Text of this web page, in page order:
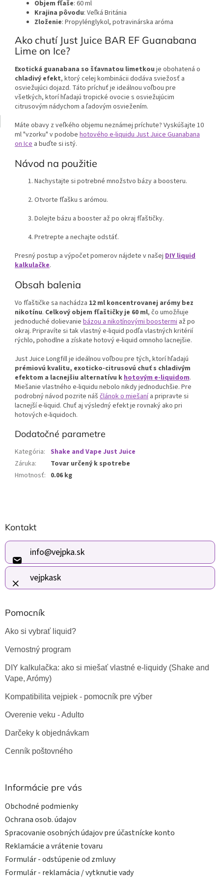
Objem fľaše: 60 ml
Krajina pôvodu: Veľká Británia
Zloženie: Propylénglykol, potravinárska aróma
Ako chutí Just Juice BAR EF Guanabana
Lime on Ice?
Exotická guanabana so šťavnatou limetkou je obohatená o
chladivý efekt, ktorý celej kombinácii dodáva sviežosť a
osviežujúci dojazd. Táto príchuť je ideálnou voľbou pre
všetkých, ktorí hľadajú tropické ovocie s osviežujúcim
citrusovým nádychom a ľadovým osviežením.
Máte obavy z veľkého objemu neznámej príchute? Vyskúšajte 10
ml "vzorku" v podobe hotového e-liquidu Just Juice Guanabana
on Ice a buďte si istý.
Návod na použitie
Nachystajte si potrebné množstvo bázy a boosteru.
Otvorte fľašku s arómou.
Dolejte bázu a booster až po okraj fľaštičky.
Pretrepte a nechajte odstáť.
Presný postup a výpočet pomerov nájdete v našej DIY liquid
kalkulačke.
Obsah balenia
Vo fľaštičke sa nachádza 12 ml koncentrovanej arómy bez
nikotínu. Celkový objem fľaštičky je 60 ml, čo umožňuje
jednoduché dolievanie bázou a nikotínovými boostermi až po
okraj. Pripravíte si tak vlastný e-liquid podľa vlastných kritérií
rýchlo, pohodlne a získate hotový e-liquid omnoho lacnejšie.
Just Juice Longfill je ideálnou voľbou pre tých, ktorí hľadajú
prémiovú kvalitu, exoticko-citrusovú chuť s chladivým
efektom a lacnejšiu alternatívu khotovým e-liquidom.
Miešanie vlastného e-liquidu nebolo nikdy jednoduchšie. Pre
podrobný návod pozrite náš článok o miešanía pripravte si
lacnejší e-liquid. Chuť aj výsledný efekt je rovnaký ako pri
hotových e-liquidoch.
Dodatočné parametre
Kategória: Shake and Vape Just Juice
Záruka:
Tovar určený k spotrebe
Hmotnosť: 0.06 kg
á
p
t
i
e
Kontakt
info@vejpka.sk
vejpkask
Pomocník
Ako si vybrať liquid?
Vernostný program
DIY kalkulačka: ako si miešať vlastné e-liquidy (Shake and
Vape, Arómy)
Kompatibilita vejpiek - pomocník pre výber
Overenie veku - Adulto
Darčeky k objednávkam
Cenník poštovného
Informácie pre vás
Obchodné podmienky
Ochrana osob. údajov
Spracovanie osobných údajov pre účastnícke konto
Reklamácie a vrátenie tovaru
Formulár - odstúpenie od zmluvy
Formulár - reklamácia / vytknutie vady